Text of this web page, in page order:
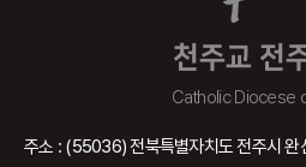
천주교 전
Catholic Diocese
주소 : (55036) 전북특별자치도 전주시 완